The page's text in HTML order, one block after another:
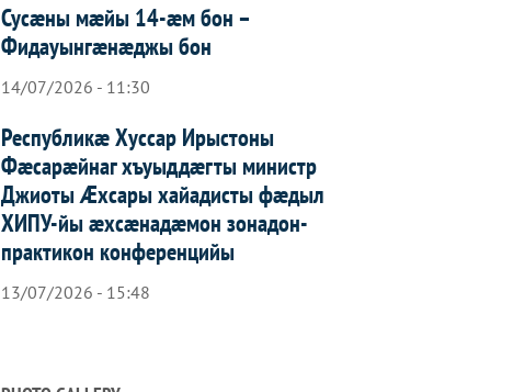
Сусæны мæйы 14-æм бон –
Фидауынгæнæджы бон
14/07/2026 - 11:30
Республикæ Хуссар Ирыстоны
Фæсарæйнаг хъуыддæгты министр
Джиоты Æхсары хайадисты фæдыл
ХИПУ-йы æхсæнадæмон зонадон-
практикон конференцийы
13/07/2026 - 15:48